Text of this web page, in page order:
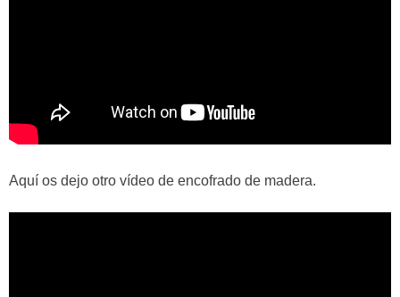
Aquí os dejo otro vídeo de encofrado de madera.